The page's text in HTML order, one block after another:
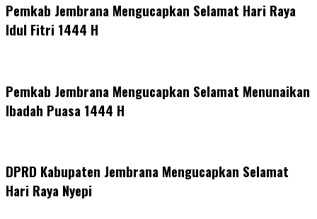
Pemkab Jembrana Mengucapkan Selamat Hari Raya
Idul Fitri 1444 H
Pemkab Jembrana Mengucapkan Selamat Menunaikan
Ibadah Puasa 1444 H
DPRD Kabupaten Jembrana Mengucapkan Selamat
Hari Raya Nyepi